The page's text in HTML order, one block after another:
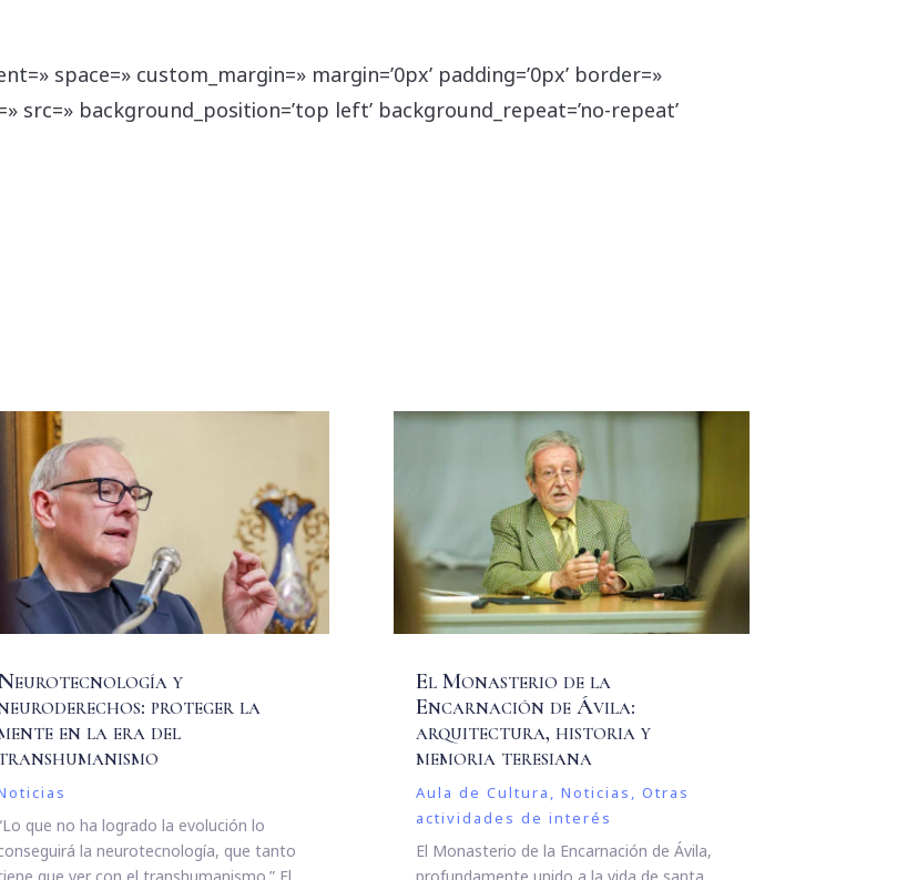
space=» custom_margin=» margin=’0px’ padding=’0px’ border=»
src=» background_position=’top left’ background_repeat=’no-repeat’
y
proteger la
en la era del
que no ha logrado la evolución lo
la neurotecnología, que tanto
El Monasterio de la
Encarnación de Ávila:
arquitectura, historia y
memoria teresiana
Aula de Cultura , Noticias , Otras
actividades de interés
El Monasterio de la Encarnación de Ávila,